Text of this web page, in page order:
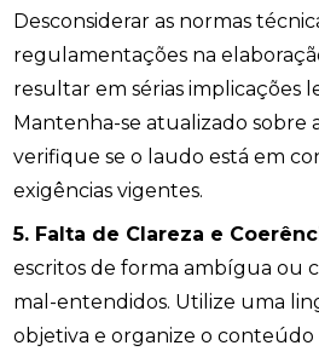
Desconsiderar as normas
regulamentações na
resultar em sérias implicações
Mantenha-se atualizado sobre
verifique se o laudo está em
exigências vigentes.
5. Falta de Clareza e
escritos de forma ambígua ou
mal-entendidos. Utilize uma
objetiva e organize o conteúdo